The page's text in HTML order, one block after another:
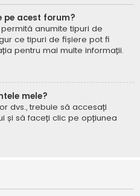
pe acest forum?
anumite tipuri de
ce tipuri de fișiere pot fi
pentru mai multe informații.
mele?
dvs., trebuie să accesați
și să faceți clic pe opțiunea